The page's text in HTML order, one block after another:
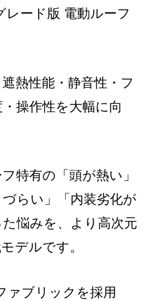
レード版 電動ルーフ
熱性能・静音性・フ
操作性を大幅に向
特有の「頭が熱い」
づらい」「内装劣化が
悩みを、より高次元
デルです。
ァブリックを採用